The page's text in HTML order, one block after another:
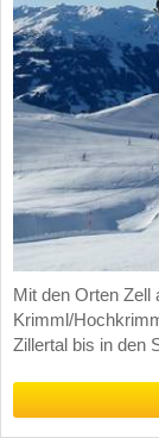
Mit den Orten Zell
Krimml/
Zillertal bis in den